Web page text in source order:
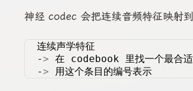
神经 codec 会把连续音频特征映射到
连续声学特征
-> 在 codebook 里找一个最合适
-> 用这个条目的编号表示